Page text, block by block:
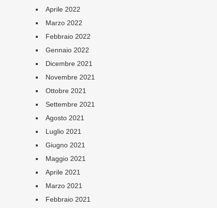
Aprile 2022
Marzo 2022
Febbraio 2022
Gennaio 2022
Dicembre 2021
Novembre 2021
Ottobre 2021
Settembre 2021
Agosto 2021
Luglio 2021
Giugno 2021
Maggio 2021
Aprile 2021
Marzo 2021
Febbraio 2021